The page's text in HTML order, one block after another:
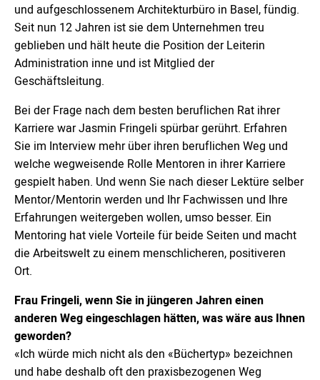
und aufgeschlossenem Architekturbüro in Basel, fündig.
Seit nun 12 Jahren ist sie dem Unternehmen treu
geblieben und hält heute die Position der Leiterin
Administration inne und ist Mitglied der
Geschäftsleitung.
Bei der Frage nach dem besten beruflichen Rat ihrer
Karriere war Jasmin Fringeli spürbar gerührt. Erfahren
Sie im Interview mehr über ihren beruflichen Weg und
welche wegweisende Rolle Mentoren in ihrer Karriere
gespielt haben. Und wenn Sie nach dieser Lektüre selber
Mentor/Mentorin werden und Ihr Fachwissen und Ihre
Erfahrungen weitergeben wollen, umso besser. Ein
Mentoring hat viele Vorteile für beide Seiten und macht
die Arbeitswelt zu einem menschlicheren, positiveren
Ort.
Frau Fringeli, wenn Sie in jüngeren Jahren einen
anderen Weg eingeschlagen hätten, was wäre aus Ihnen
geworden?
«Ich würde mich nicht als den «Büchertyp» bezeichnen
und habe deshalb oft den praxisbezogenen Weg